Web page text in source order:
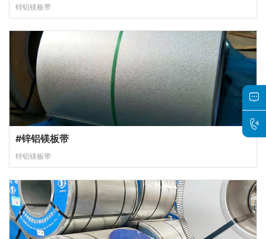
锌铝镁板带
#锌铝镁板带
锌铝镁板带